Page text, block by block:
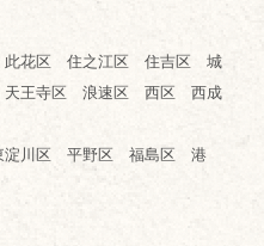
花区 住之江区 住吉区 城
王寺区 浪速区 西区 西成
淀川区 平野区 福島区 港